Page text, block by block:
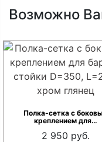
Возможно
Полка-сетка с
креплением для…
2 950 руб.